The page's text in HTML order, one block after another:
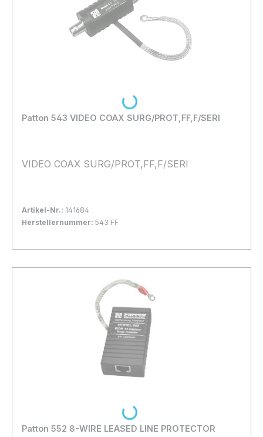
Patton 543 VIDEO COAX SURG/PROT,FF,F/SERI
VIDEO COAX SURG/PROT,FF,F/SERI
Artikel-Nr.: 141684
Herstellernummer: 543 FF
In den Warenkorb
Loading...
Patton 552 8-WIRE LEASED LINE PROTECTOR
Loading...